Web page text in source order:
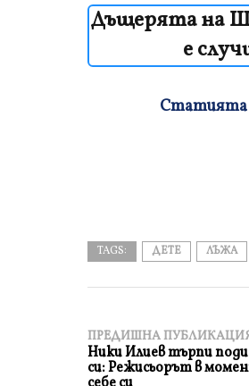
Дъщерята на
е
Статията
TAGS: ДЕТЕ ЛЪЖА
ПРЕДИШНА
Ники Илиев търпи
си: Режисьорът в